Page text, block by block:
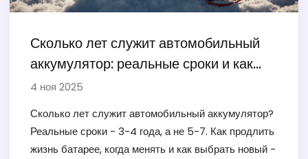
Сколько лет служит автомобильный
аккумулятор: реальные сроки и как
продлить жизнь батарее
4 ноя 2025
Сколько лет служит автомобильный аккумулятор?
Реальные сроки - 3-4 года, а не 5-7. Как продлить
жизнь батарее, когда менять и как выбрать новый -